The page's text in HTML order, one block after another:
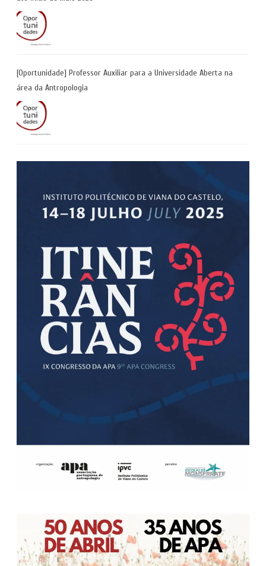
[Oportunidade] Professor Auxiliar para a Universidade Aberta na
área da Antropologia